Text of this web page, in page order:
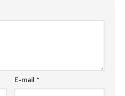
E-mail*